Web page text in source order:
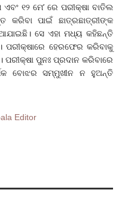
୧୨ ମେ’ ରେ ପରୀକ୍ଷା ବାତିଲ
କରିବା ପାଇଁ ଛାତ୍ରଛାତ୍ରୀଙ୍କ
ସେ ଏହା ମଧ୍ୟ କହିଛନ୍ତି
ହେରଫେର କରିବାକୁ
ପୁନଃ ପ୍ରଦାନ କରିବାରେ
ବୋଝର ସମ୍ମୁଖୀନ ନ ହୁଅନ୍ତି
Editor